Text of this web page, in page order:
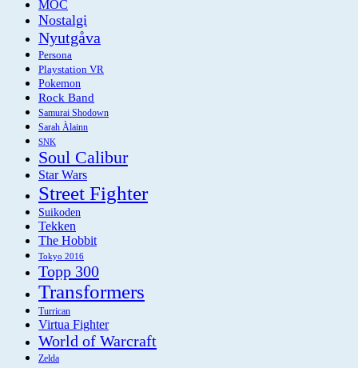
MOC
Nostalgi
Nyutgåva
Persona
Playstation VR
Pokemon
Rock Band
Samurai Shodown
Sarah Àlainn
SNK
Soul Calibur
Star Wars
Street Fighter
Suikoden
Tekken
The Hobbit
Tokyo 2016
Topp 300
Transformers
Turrican
Virtua Fighter
World of Warcraft
Zelda